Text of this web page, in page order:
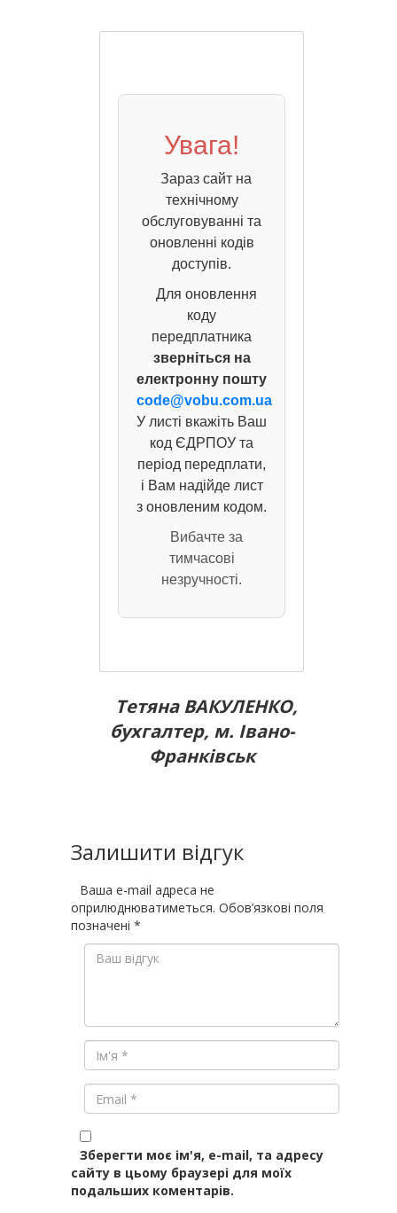
Увага!
Зараз сайт на
технічному
обслуговуванні та
оновленні кодів
доступів.
Для оновлення
коду
передплатника
зверніться на
електронну пошту
code@vobu.com.ua
У листі вкажіть Ваш
код ЄДРПОУ та
період передплати,
і Вам надійде лист
з оновленим кодом.
Вибачте за
тимчасові
незручності.
Тетяна ВАКУЛЕНКО,
бухгалтер, м. Івано-
Франківськ
Залишити відгук
Ваша e-mail адреса не
оприлюднюватиметься. Обов’язкові поля
позначені *
Зберегти моє ім'я, e-mail, та адресу
сайту в цьому браузері для моїх
подальших коментарів.